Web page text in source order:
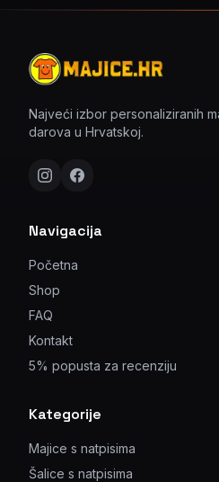
Najveći izbor personaliziranih
darova u Hrvatskoj.
Navigacija
Početna
Shop
FAQ
Kontakt
5% popusta za recenziju
Kategorije
Majice s natpisima
Šalice s natpisima